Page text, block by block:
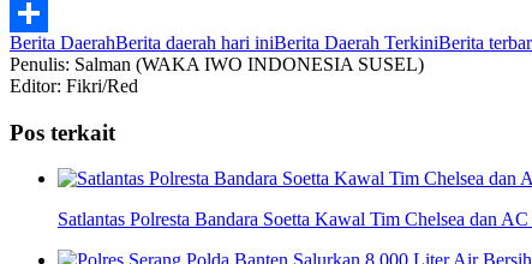
Telegram
Share
Berita DaerahBerita daerah hari iniBerita Daerah TerkiniBerita
Penulis: Salman (WAKA IWO INDONESIA SUSEL)
Editor: Fikri/Red
Pos terkait
Satlantas Polresta Bandara Soetta Kawal Tim Chelsea dan